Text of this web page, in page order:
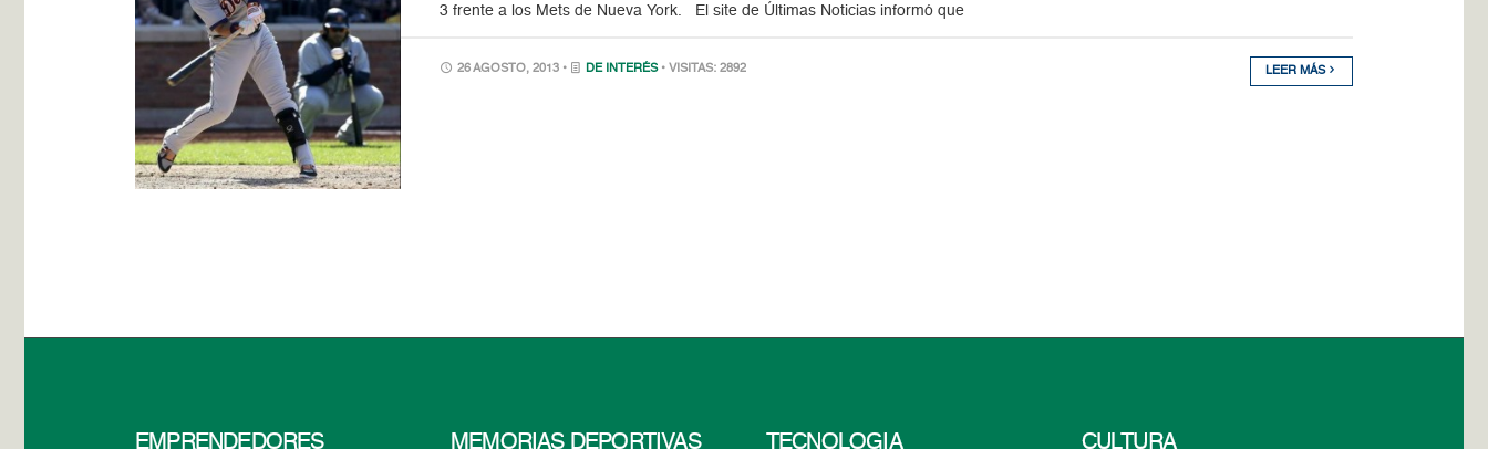
3 frente a los Mets de Nueva York. El site de Últimas Noticias informó que
26 AGOSTO, 2013 • DE INTERÉS • VISITAS: 2892 LEER MÁS
EMPRENDEDORES MEMORIAS DEPORTIVAS TECNOLOGÍA CULTURA